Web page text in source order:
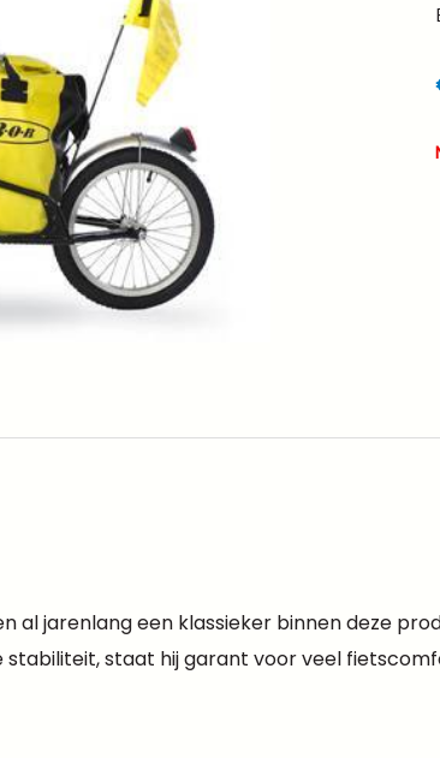
al jarenlang een klassieker binnen deze
staat hij garant voor veel